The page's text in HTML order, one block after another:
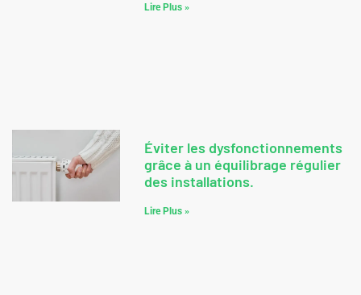
Lire Plus »
Éviter les dysfonctionnements
grâce à un équilibrage régulier
des installations.
Lire Plus »